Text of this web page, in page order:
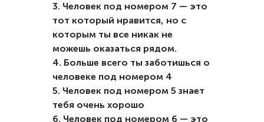
3. Человек под номером 7 — это
тот который нравится, но с
которым ты все никак не
можешь оказаться рядом.
4. Больше всего ты заботишься о
человеке под номером 4
5. Человек под номером 5 знает
тебя очень хорошо
6. Человек под номером 6 — это